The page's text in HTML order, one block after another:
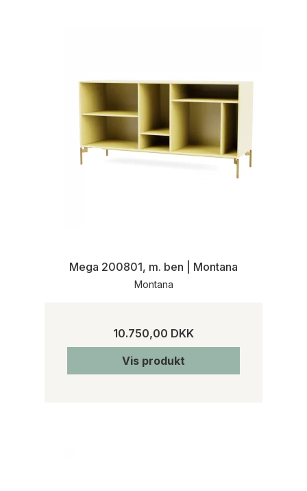
Mega 200801, m. ben | Montana
Montana
10.750,00 DKK
Vis produkt